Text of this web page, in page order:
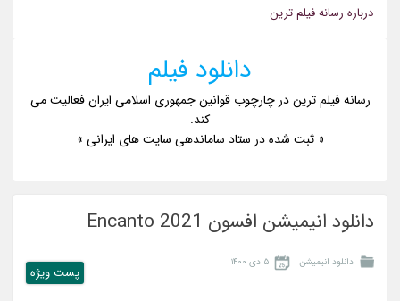
درباره رسانه فيلم ترين
دانلود فیلم
رسانه فیلم ترین در چارچوب قوانین جمهوری اسلامی ایران فعالیت می
کند.
« ثبت شده در ستاد ساماندهی سایت های ایرانی »
دانلود انیمیشن افسون Encanto 2021
دانلود انیمیشن ۵ دی ۱۴۰۰
پست ويژه